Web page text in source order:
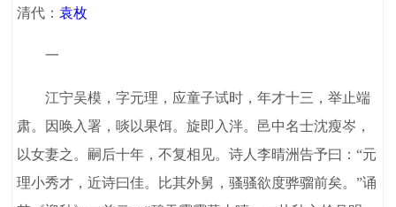
清代： 袁枚
一
江宁吴模，字元理，应童子试时，年才十三，举止端
肃。因唤入署，啖以果饵。旋即入泮。邑中名士沈瘦岑，
以女妻之。嗣后十年，不复相见。诗人李晴洲告予曰：“元
理小秀才，近诗曰佳。比其外舅，骚骚欲度骅骝前矣。”诵